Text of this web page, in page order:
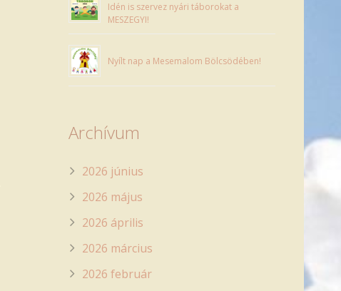
Idén is szervez nyári táborokat a
MESZEGYI!
Nyílt nap a Mesemalom Bölcsödében!
Archívum
2026 június
2026 május
2026 április
2026 március
2026 február